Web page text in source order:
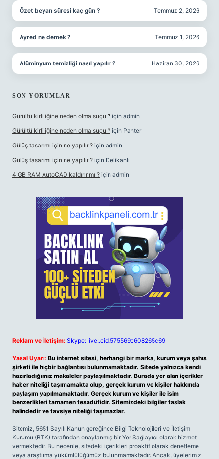
Özet beyan süresi kaç gün ? Temmuz 2, 2026
Ayred ne demek ? Temmuz 1, 2026
Alüminyum temizliği nasıl yapılır ? Haziran 30, 2026
SON YORUMLAR
Gürültü kirliliğine neden olma suçu ? için admin
Gürültü kirliliğine neden olma suçu ? için Panter
Gülüş tasarımı için ne yapılır ? için admin
Gülüş tasarımı için ne yapılır ? için Delikanlı
4 GB RAM AutoCAD kaldırır mı ? için admin
Reklam ve İletişim: Skype: live:.cid.575569c608265c69
Yasal Uyarı: Bu internet sitesi, herhangi bir marka, kurum veya şahıs
şirketi ile hiçbir bağlantısı bulunmamaktadır. Sitede yalnızca kendi
hazırladığımız makaleler paylaşılmaktadır. Burada yer alan içerikler
haber niteliği taşımamakta olup, gerçek kurum ve kişiler hakkında
paylaşım yapılmamaktadır. Gerçek kurum ve kişiler ile isim
benzerlikleri tamamen tesadüfidir. Sitemizdeki bilgiler taslak
halindedir ve tavsiye niteliği taşımazlar.
Sitemiz, 5651 Sayılı Kanun gereğince Bilgi Teknolojileri ve İletişim
Kurumu (BTK) tarafından onaylanmış bir Yer Sağlayıcı olarak hizmet
vermektedir. Bu nedenle, sitedeki içerikleri proaktif olarak denetleme
veya araştırma yükümlülüğümüz bulunmamaktadır. Ancak, üyelerimiz